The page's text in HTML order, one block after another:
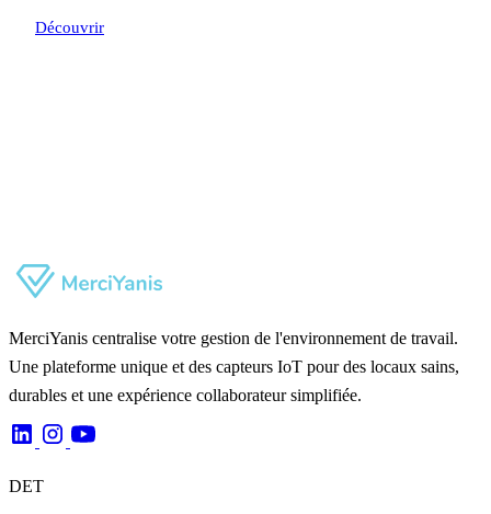
Découvrir
MerciYanis centralise votre gestion de l'environnement de travail.
Une plateforme unique et des capteurs IoT pour des locaux sains,
durables et une expérience collaborateur simplifiée.
DET